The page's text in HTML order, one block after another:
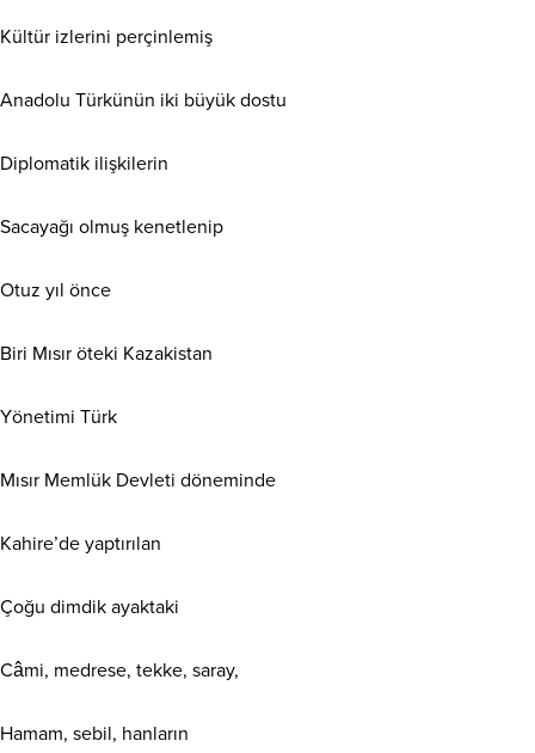
Kültür izlerini perçinlemiş
Anadolu Türkünün iki büyük dostu
Diplomatik ilişkilerin
Sacayağı olmuş kenetlenip
Otuz yıl önce
Biri Mısır öteki Kazakistan
Yönetimi Türk
Mısır Memlük Devleti döneminde
Kahire’de yaptırılan
Çoğu dimdik ayaktaki
Câmi, medrese, tekke, saray,
Hamam, sebil, hanların